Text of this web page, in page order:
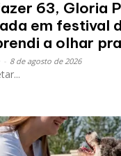
63, Gloria
em festival
a olhar
8 de agosto de 2026